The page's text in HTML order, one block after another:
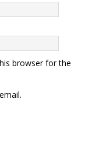
browser for the